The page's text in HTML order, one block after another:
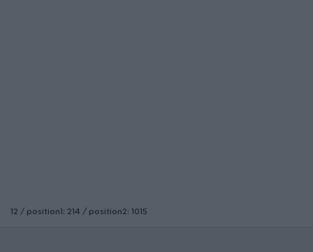
12 / position1: 214 / position2: 1015